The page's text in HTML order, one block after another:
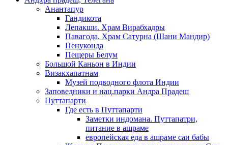
Анантапур
Гандикота
Лепакши. Храм Вирабхадры
Павагода. Храм Сатурна (Шани Мандир)
Пенуконда
Пещеры Белум
Большой Каньон в Индии
Визакхапатнам
Музей подводного флота Индии
Заповедники и нац.парки Андра Прадеш
Путтапарти
Где есть в Путтапарти
Заметки индомана. Путтапатри,
питание в ашраме
европейская еда в ашраме саи бабы